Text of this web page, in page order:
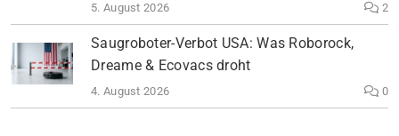
5. August 2026 2
Saugroboter-Verbot USA: Was Roborock,
Dreame & Ecovacs droht
4. August 2026 0